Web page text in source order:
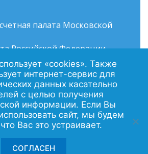
палата Московской
Российской Федерации
Раменского муниципального
«cookies». Также
интернет-сервис для
данных касательно
с целью получения
информации. Если Вы
сайт, мы будем
Вас это устраивает.
СОГЛАСЕН